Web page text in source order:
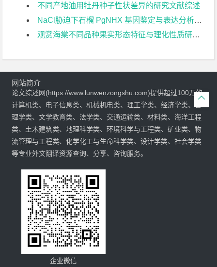
不同产地油用牡丹种子性状差异的研究文献综述
NaCl胁迫下石榴 PgNHX 基因鉴定与表达分析文献综述
观赏海棠不同品种果实形态特征与理化性质研究文献综述

网站简介
论文综述网(https://www.lunwenzongshu.com)提供超过100万的
计算机类、电子信息类、机械机电类、理工学类、经济学类、管
理学类、文学教育类、法学类、交通运输类、材料类、海洋工程
类、土木建筑类、地理科学类、环境科学与工程类、矿业类、物
流管理与工程类、化学化工与生命科学类、设计学类、社会学类
等专业外文翻译资源查询、分享、咨询服务。
企业微信